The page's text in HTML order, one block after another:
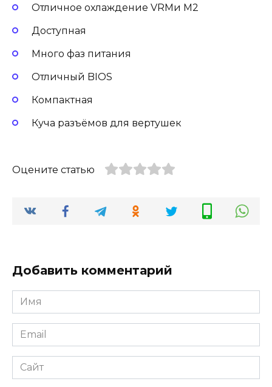
Отличное охлаждение VRMи M2
Доступная
Много фаз питания
Отличный BIOS
Компактная
Куча разъёмов для вертушек
Оцените статью
Добавить комментарий
Имя
Email
Сайт